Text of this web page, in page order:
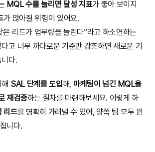
MQL 수를 늘리면 달성 지표가 좋아 보이지
가 많아질 위험이 있어요.
은 리드가 업무량을 늘린다”라고 하소연하는
고 너무 까다로운 기준만 강조하면 새로운 기
다.
SAL 단계를 도입해, 마케팅이 넘긴 MQL을
재검증하는 절차를 마련해보세요. 이렇게 하
리드를 명확히 가려낼 수 있어, 양쪽 팀 모두 윈
니다.